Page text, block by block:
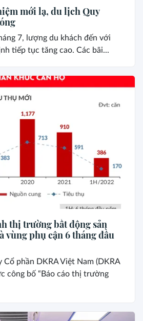
mới lạ, du lịch Quy
7, lượng du khách đến với
tiếp tục tăng cao. Các bãi...
thị trường bất động sản
vùng phụ cận 6 tháng đầu
Cổ phần DKRA Việt Nam (DKRA
công bố “Báo cáo thị trường